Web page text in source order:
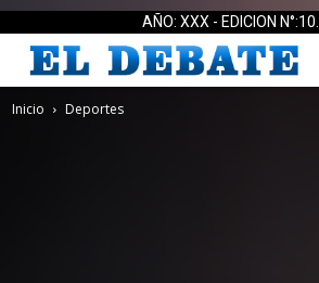
AÑO: XXX - EDICION
Inicio Deportes